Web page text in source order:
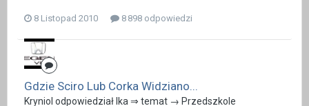
8 Listopad 2010 8 898 odpowiedzi
Gdzie Sciro Lub Corka Widziano...
Kryniol odpowiedział Ika ⇒ temat → Przedszkole